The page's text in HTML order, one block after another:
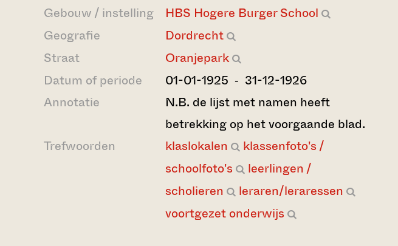
Gebouw / instelling
HBS Hogere Burger School
Geografie
Dordrecht
Straat
Oranjepark
Datum of periode
01-01-1925 ‐ 31-12-1926
Annotatie
N.B. de lijst met namen heeft
betrekking op het voorgaande blad.
Trefwoorden
klaslokalen
klassenfoto's /
schoolfoto's
leerlingen /
scholieren
leraren/leraressen
voortgezet onderwijs